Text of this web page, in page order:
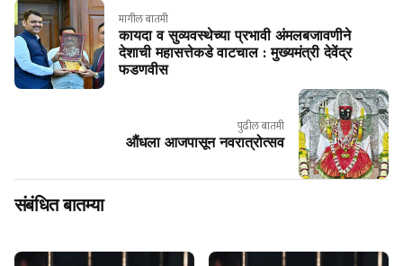
मागील बातमी
कायदा व सुव्यवस्थेच्या प्रभावी अंमलबजावणीने
देशाची महासत्तेकडे वाटचाल : मुख्यमंत्री देवेंद्र
फडणवीस
पुढील बातमी
औंधला आजपासून नवरात्रोत्‍सव
संबंधित बातम्या